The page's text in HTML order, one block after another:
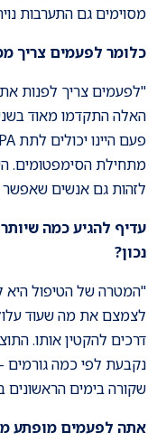
מסוימים גם התערבות
כלומר לפעמים צריך
"לפעמים צריך לפנות
האלה התקדמו מאוד
מתחילת הסימפטומים.
לזהות גם אנשים
עדיף להגיע כמה
נכון?
"המטרה של הטיפול
לצמצם את מה שעוד
דרכים להקטין אותו.
נקבעת לפי כמה
שקורה בימים הראשונים
אתה לפעמים מופתע